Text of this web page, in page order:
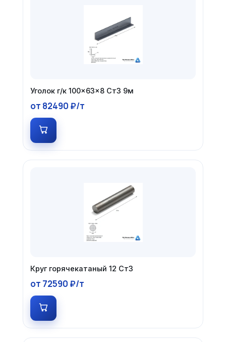
Уголок г/к 100×63×8 Ст3 9м
от 82490 ₽/т
Круг горячекатаный 12 Ст3
от 72590 ₽/т